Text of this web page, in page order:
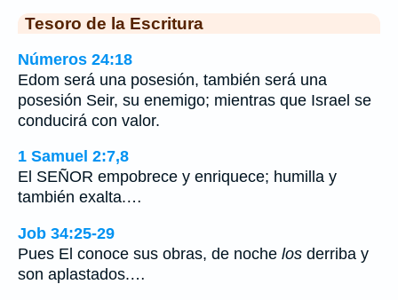
Tesoro de la Escritura
Números 24:18
Edom será una posesión, también será una
posesión Seir, su enemigo; mientras que Israel se
conducirá con valor.
1 Samuel 2:7,8
El SEÑOR empobrece y enriquece; humilla y
también exalta.…
Job 34:25-29
Pues El conoce sus obras, de noche los derriba y
son aplastados.…